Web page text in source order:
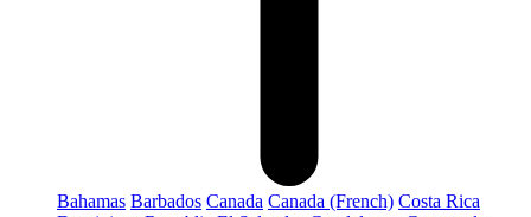
Bahamas Barbados Canada Canada (French) Costa Rica